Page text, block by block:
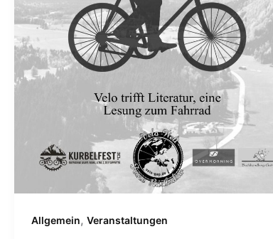
Allgemein, Veranstaltungen